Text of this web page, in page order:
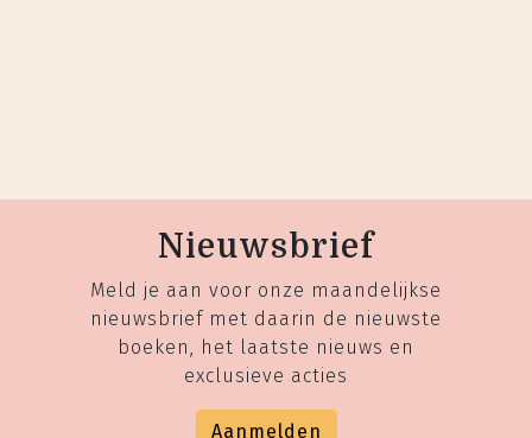
Nieuwsbrief
Meld je aan voor onze maandelijkse
nieuwsbrief met daarin de nieuwste
boeken, het laatste nieuws en
exclusieve acties
Aanmelden